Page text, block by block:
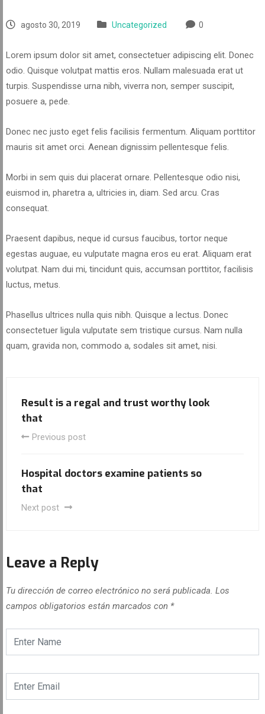
agosto 30, 2019 Uncategorized 0
Lorem ipsum dolor sit amet, consectetuer adipiscing elit. Donec
odio. Quisque volutpat mattis eros. Nullam malesuada erat ut
turpis. Suspendisse urna nibh, viverra non, semper suscipit,
posuere a, pede.
Donec nec justo eget felis facilisis fermentum. Aliquam porttitor
mauris sit amet orci. Aenean dignissim pellentesque felis.
Morbi in sem quis dui placerat ornare. Pellentesque odio nisi,
euismod in, pharetra a, ultricies in, diam. Sed arcu. Cras
consequat.
Praesent dapibus, neque id cursus faucibus, tortor neque
egestas auguae, eu vulputate magna eros eu erat. Aliquam erat
volutpat. Nam dui mi, tincidunt quis, accumsan porttitor, facilisis
luctus, metus.
Phasellus ultrices nulla quis nibh. Quisque a lectus. Donec
consectetuer ligula vulputate sem tristique cursus. Nam nulla
quam, gravida non, commodo a, sodales sit amet, nisi.
Result is a regal and trust worthy look
that
Previous post
Hospital doctors examine patients so
that
Next post
Leave a Reply
Tu dirección de correo electrónico no será publicada. Los
campos obligatorios están marcados con *